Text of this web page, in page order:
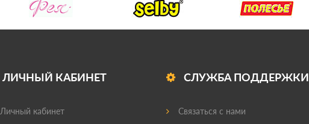
ЛИЧНЫЙ КАБИНЕТ
Личный кабинет
СЛУЖБА ПОДДЕРЖКИ
Связаться с нами